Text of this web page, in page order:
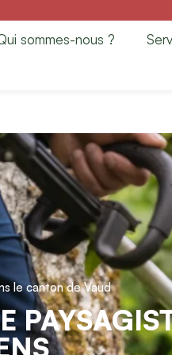
sommes-nous ?
à
le canton de Vaud